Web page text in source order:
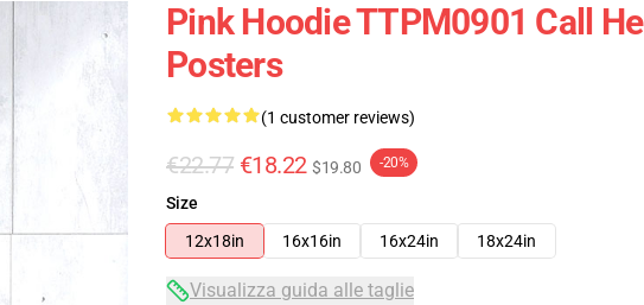
Pink Hoodie TTPM0901 Call
Posters
(1 customer reviews)
€22.77 €18.22 $19.80 -20%
Size
12x18in
16x16in 16x24in 18x24in
Visualizza guida alle taglie